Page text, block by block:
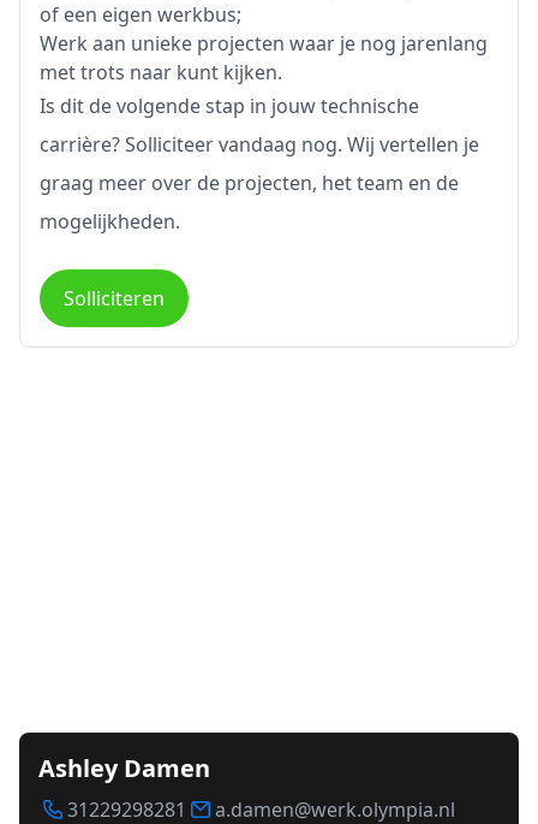
of een eigen werkbus;
Werk aan unieke projecten waar je nog jarenlang
met trots naar kunt kijken.
Is dit de volgende stap in jouw technische
carrière? Solliciteer vandaag nog. Wij vertellen je
graag meer over de projecten, het team en de
mogelijkheden.
Solliciteren
Ashley Damen
31229298281 a.damen@werk.olympia.nl